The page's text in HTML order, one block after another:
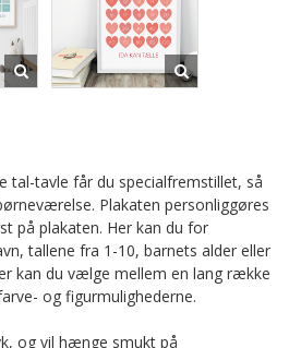
tal-tavle får du specialfremstillet, så
Plakaten personliggøres
på plakaten. Her kan du for
tallene fra 1-10, barnets alder eller
kan du vælge mellem en lang række
og figurmulighederne.
og vil hænge smukt på